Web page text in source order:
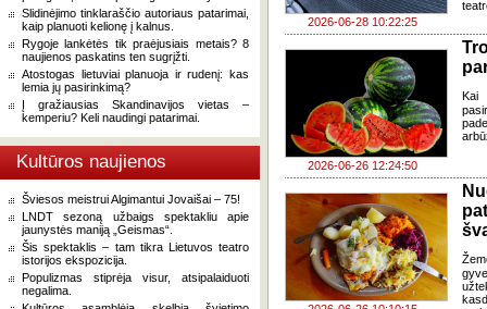
Slidinėjimo tinklaraščio autoriaus patarimai,
kaip planuoti kelionę į kalnus.
Rygoje lankėtės tik praėjusiais metais? 8
naujienos paskatins ten sugrįžti.
Atostogas lietuviai planuoja ir rudenį: kas
lemia jų pasirinkimą?
Į gražiausias Skandinavijos vietas –
kemperiu? Keli naudingi patarimai.
Kultūros naujienos
Šviesos meistrui Algimantui Jovaišai – 75!
LNDT sezoną užbaigs spektakliu apie
jaunystės maniją „Geismas“.
Šis spektaklis – tam tikra Lietuvos teatro
istorijos ekspozicija.
Populizmas stiprėja visur, atsipalaiduoti
negalima.
2026-06-28 10:22:25
2026-06-26 12:24:50
Kai